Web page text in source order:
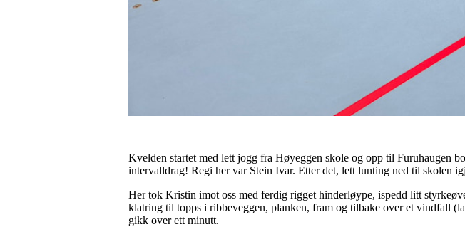
Kvelden startet med lett jogg fra Høyeggen skole og opp til Furuhaugen
intervalldrag! Regi her var Stein Ivar. Etter det, lett lunting ned til skolen
Her tok Kristin imot oss med ferdig rigget hinderløype, ispedd litt
klatring til topps i ribbeveggen, planken, fram og tilbake over et vindfall
gikk over ett minutt.